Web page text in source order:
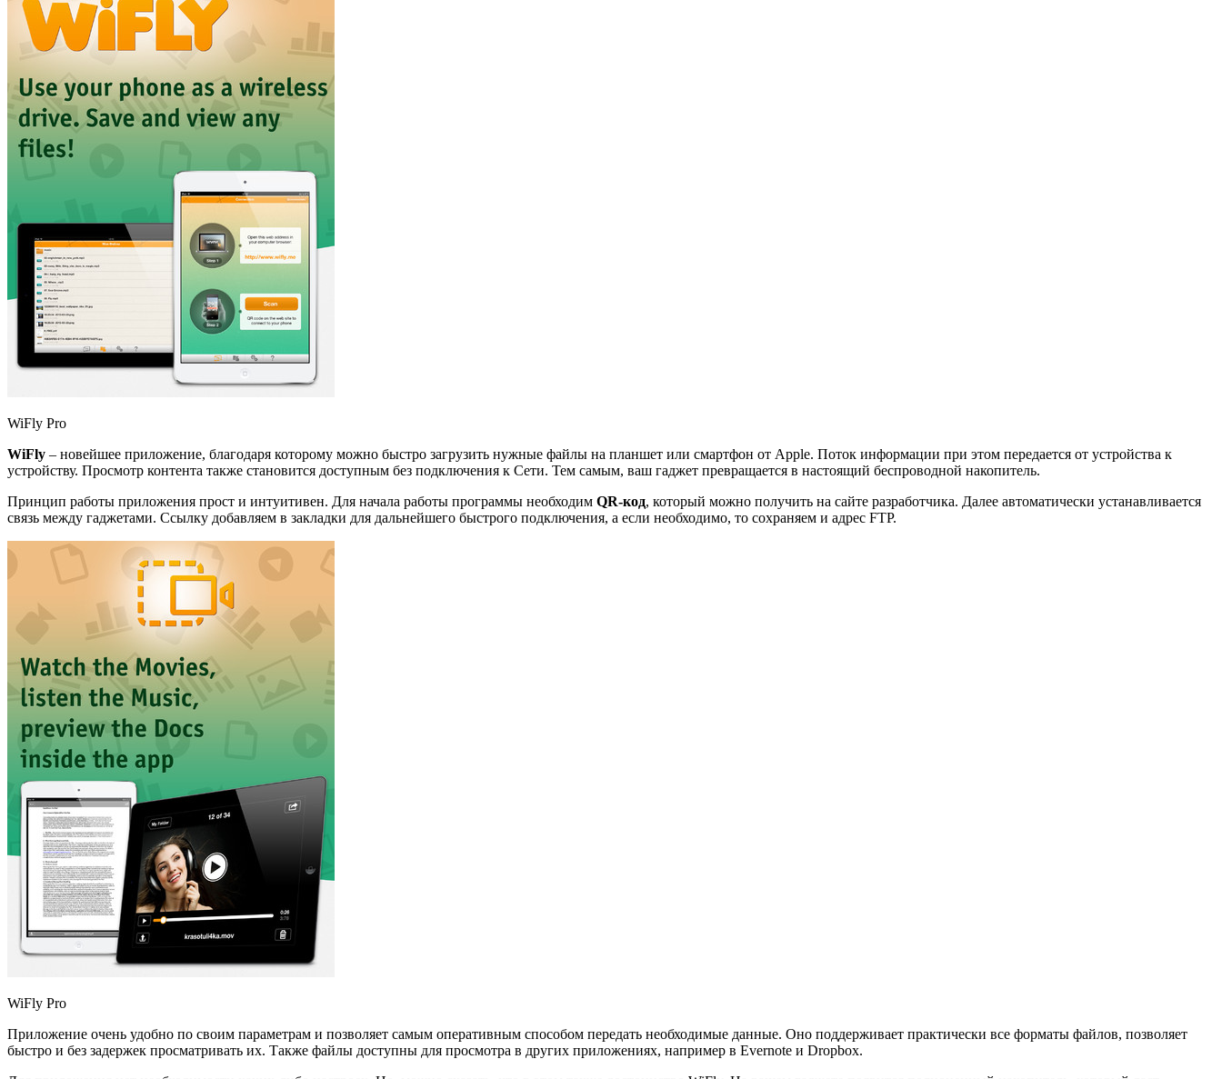
WiFly Pro
WiFly – новейшее приложение, благодаря которому можно быстро загрузить нужные файлы на планшет или смартфон от Apple. Поток информации при этом передается от устройства к
устройству. Просмотр контента также становится доступным без подключения к Сети. Тем самым, ваш гаджет превращается в настоящий беспроводной накопитель.
Принцип работы приложения прост и интуитивен. Для начала работы программы необходим QR-код, который можно получить на сайте разработчика. Далее автоматически устанавливается
связь между гаджетами. Ссылку добавляем в закладки для дальнейшего быстрого подключения, а если необходимо, то сохраняем и адрес FTP.
WiFly Pro
Приложение очень удобно по своим параметрам и позволяет самым оперативным способом передать необходимые данные. Оно поддерживает практически все форматы файлов, позволяет
быстро и без задержек просматривать их. Также файлы доступны для просмотра в других приложениях, например в Evernote и Dropbox.